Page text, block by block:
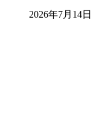
2026年7月14日